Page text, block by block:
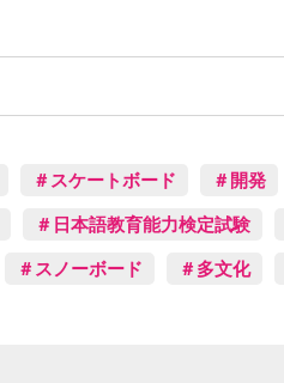
＃スケートボード ＃開発
＃日本語教育能力検定試験
＃スノーボード ＃多文化